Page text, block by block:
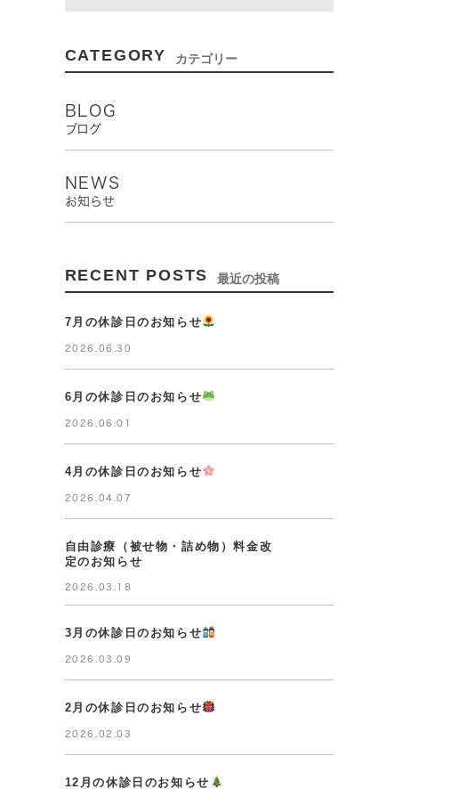
CATEGORY カテゴリー
BLOG
ブログ
NEWS
お知らせ
RECENT POSTS 最近の投稿
7月の休診日のお知らせ
2026.06.30
6月の休診日のお知らせ
2026.06.01
4月の休診日のお知らせ
2026.04.07
自由診療（被せ物・詰め物）料金改
定のお知らせ
2026.03.18
3月の休診日のお知らせ
2026.03.09
2月の休診日のお知らせ
2026.02.03
12月の休診日のお知らせ